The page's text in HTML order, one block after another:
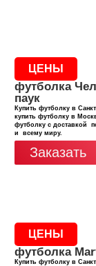
ЦЕНЫ
футболка
паук
Купить футболку в
купить футболку в
футболку с доставкой
и всему миру.
Заказать
ЦЕНЫ
футболка
Купить футболку в